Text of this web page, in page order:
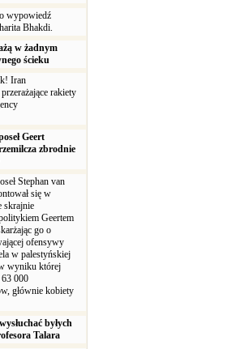
wypowiedź
Bhakdi.
w żadnym
ścieku
Iran
rakiety
Geert
zbrodnie
Stephan van
się w
skrajnie
Geertem
go o
ofensywy
w palestyńskiej
wyniku której
63 000
głównie kobiety
byłych
Talara